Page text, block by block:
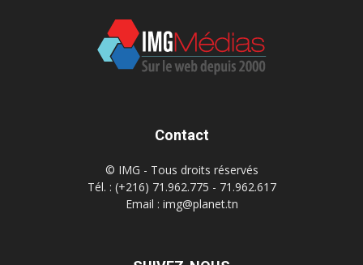
Contact
© IMG - Tous droits réservés
Tél. : (+216) 71.962.775 - 71.962.617
Email : img@planet.tn